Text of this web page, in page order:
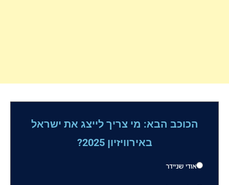
הכוכב הבא: מי צריך לייצג את ישראל
באירוויזיון 2025?
אודי שניידר